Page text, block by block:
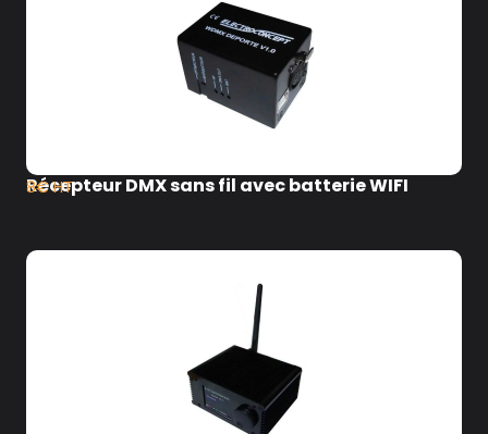
Récepteur DMX sans fil avec batterie WIFI
8€ HT